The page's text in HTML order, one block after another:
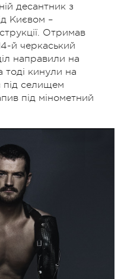
десантник з
Києвом –
Отримав
й черкаський
направили на
тоді кинули на
селищем
під мінометний